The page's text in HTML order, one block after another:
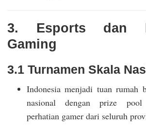
3. Esports dan
Gaming
3.1 Turnamen Skala
Indonesia menjadi tuan rumah
nasional dengan prize
perhatian gamer dari seluruh